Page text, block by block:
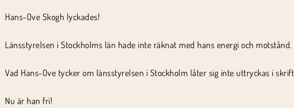
Hans-Ove Skogh lyckades!
Länsstyrelsen i Stockholms län hade inte räknat med hans energi och
Vad Hans-Ove tycker om länsstyrelsen i Stockholm låter sig inte uttryckas i
Nu är han fri!